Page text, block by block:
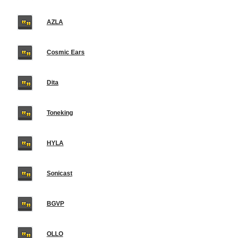
AZLA
Cosmic Ears
Dita
Toneking
HYLA
Sonicast
BGVP
OLLO